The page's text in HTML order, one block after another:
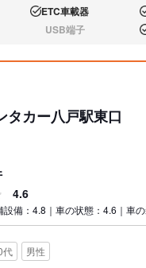
あり:ETC車載器
なし:USB端子
タカー八戸駅東口
4.6
備：4.8｜車の状態：4.6｜車
代 男性